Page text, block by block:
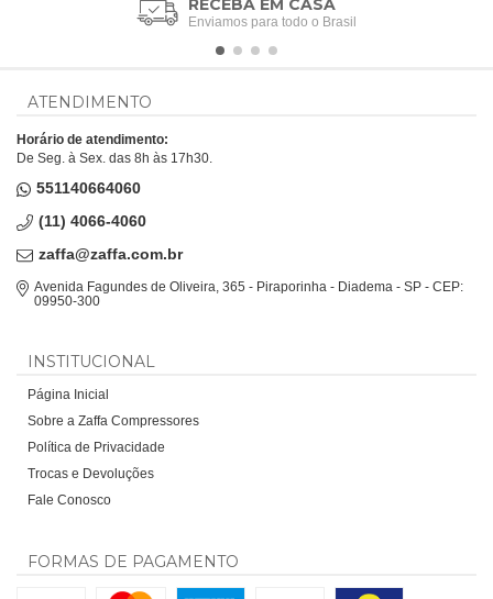
RECEBA EM CASA
Enviamos para todo o Brasil
ATENDIMENTO
Horário de atendimento:
De Seg. à Sex. das 8h às 17h30.
551140664060
(11) 4066-4060
zaffa@zaffa.com.br
Avenida Fagundes de Oliveira, 365 - Piraporinha - Diadema - SP - CEP:
09950-300
INSTITUCIONAL
Página Inicial
Sobre a Zaffa Compressores
Política de Privacidade
Trocas e Devoluções
Fale Conosco
FORMAS DE PAGAMENTO